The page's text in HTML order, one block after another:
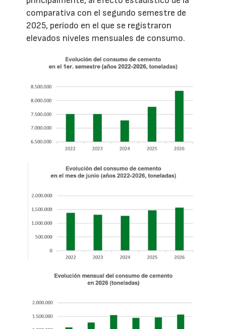
comparativa con el segundo semestre de
2025, período en el que se registraron
elevados niveles mensuales de consumo.